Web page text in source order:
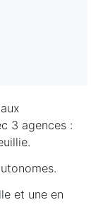
3 agences :
et une en